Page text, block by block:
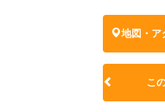
地図・ア
こ